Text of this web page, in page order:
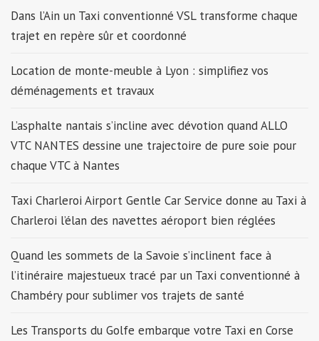
Dans l’Ain un Taxi conventionné VSL transforme chaque
trajet en repère sûr et coordonné
Location de monte-meuble à Lyon : simplifiez vos
déménagements et travaux
L’asphalte nantais s’incline avec dévotion quand ALLO
VTC NANTES dessine une trajectoire de pure soie pour
chaque VTC à Nantes
Taxi Charleroi Airport Gentle Car Service donne au Taxi à
Charleroi l’élan des navettes aéroport bien réglées
Quand les sommets de la Savoie s’inclinent face à
l’itinéraire majestueux tracé par un Taxi conventionné à
Chambéry pour sublimer vos trajets de santé
Les Transports du Golfe embarque votre Taxi en Corse